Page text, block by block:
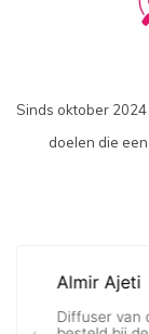
Sinds oktober
doelen die